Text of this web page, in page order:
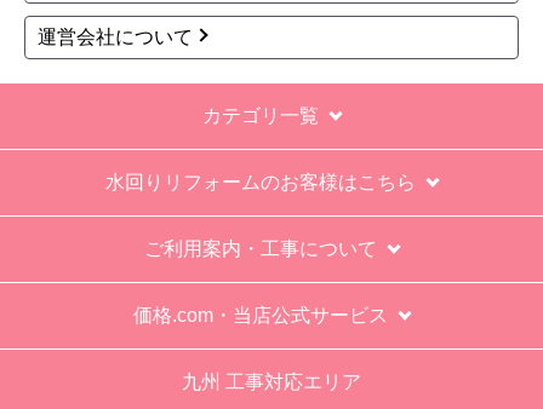
明があった。HPにはメーカー保証期間も８年に含
むとなっていたが、どちらが正しいか分からな
が悪かったが室外機の荷揚げを手伝った。もし、
客先が高齢の女性だったらどうしたのか疑問。
エアコン専門の担当べつにもう一人来て欲しかっ
た。
メールだとは知らず、確認できなかった。
運営会社について
カテゴリ一覧
水回りリフォームのお客様はこちら
ご利用案内・工事について
価格.com・当店公式サービス
九州 工事対応エリア